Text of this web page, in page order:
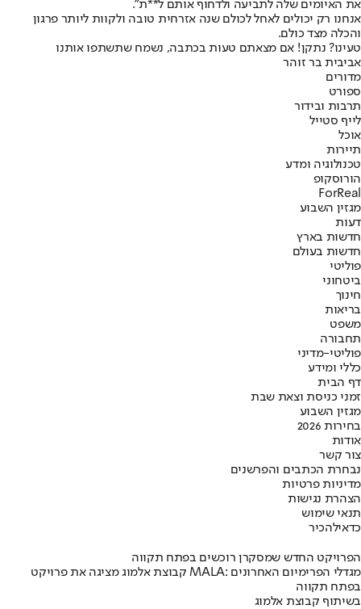
את האיומים שלה לתביעה ולדחוף אותם ל**ת".
אנחנו רק יכולים לאחל לכולם שנה אזרחית טובה ולקוות ליותר פרגון
והכלה מצד כולם.
טעינו? נתקן! אם מצאתם טעות בכתבה, נשמח שתשתפו אותנו
אביבית בר זוהר
מדורים
ספורט
תרבות ובידור
לייף סטייל
אוכל
תיירות
טכנולוגיה ומדע
הורוסקופ
ForReal
מגזין השבוע
דעות
חדשות בארץ
חדשות בעולם
פוליטי
ביטחוני
חינוך
בריאות
משפט
תחבורה
פוליטי-מדיני
כללי ומידע
דף הבית
זמני כניסת וצאת שבת
מגזין השבוע
בחירות 2026
אודות
צור קשר
נבחרת הכתבים והפרשנים
מדיניות פרטיות
הצהרת נגישות
תנאי שימוש
כדאילהכיר
הפרויקט החדש שמסקרן רוכשים בפתח תקווה
קבוצת אלמוג מציגה את פרויקט MALA: מגדלי הפרימיום האחרונים
בפתח תקווה
בשיתוף קבוצת אלמוג